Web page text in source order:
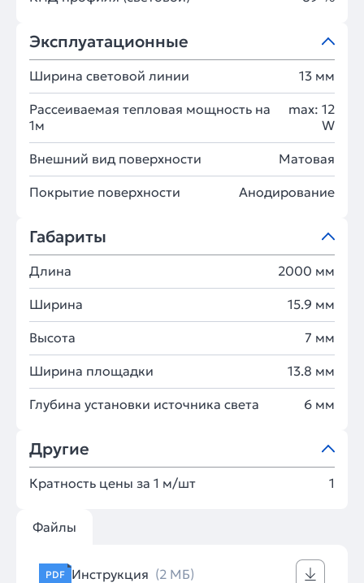
Эксплуатационные
Ширина световой линии 13 мм
Рассеиваемая тепловая мощность на
1м
max: 12
W
Внешний вид поверхности Матовая
Покрытие поверхности Анодирование
Габариты
Длина 2000 мм
Ширина 15.9 мм
Высота 7 мм
Ширина площадки 13.8 мм
Глубина установки источника света 6 мм
Другие
Кратность цены за 1 м/шт 1
Файлы
PDF Инструкция (2 МБ)